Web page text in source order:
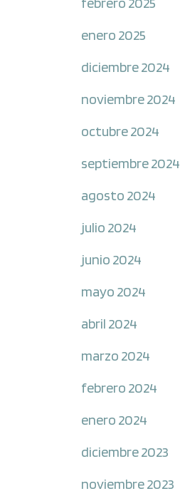
enero 2025
diciembre 2024
noviembre 2024
octubre 2024
septiembre 2024
agosto 2024
julio 2024
junio 2024
mayo 2024
abril 2024
marzo 2024
febrero 2024
enero 2024
diciembre 2023
noviembre 2023